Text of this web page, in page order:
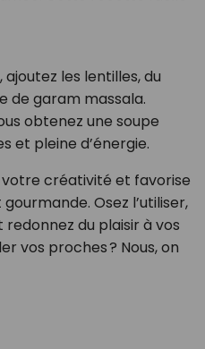
les lentilles, du
de garam massala.
obtenez une soupe
et pleine d’énergie.
créativité et favorise
Osez l’utiliser,
du plaisir à vos
vos proches ? Nous, on